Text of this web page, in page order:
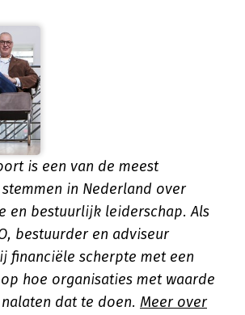
is een van de meest
in Nederland over
en bestuurlijk leiderschap. Als
bestuurder en adviseur
financiële scherpte met een
hoe organisaties met waarde
dat te doen. Meer over